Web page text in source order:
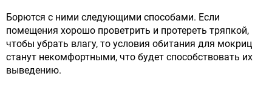
Борются с ними следующими способами. Если
помещения хорошо проветрить и протереть тряпкой,
чтобы убрать влагу, то условия обитания для мокриц
станут некомфортными, что будет способствовать их
выведению.